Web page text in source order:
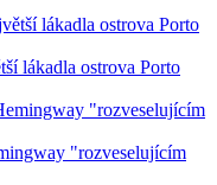
lákadla ostrova Porto
"rozveselujícím